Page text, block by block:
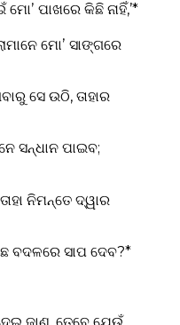
ପାଖରେ କିଛି ନାହିଁ,’*
ମୋʼ ସାଙ୍ଗରେ
ସେ ଉଠି, ତାହାର
ସନ୍ଧାନ ପାଇବ;
ନିମନ୍ତେ ଦ୍ୱାର
ବଦଳରେ ସାପ ଦେବ?*